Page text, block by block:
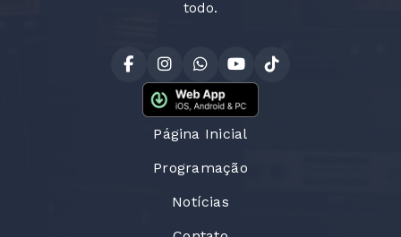
todo.
Página Inicial
Programação
Notícias